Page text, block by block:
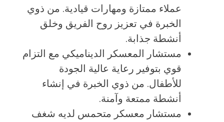
عملاء ممتازة ومهارات قيادية. من ذوي
الخبرة في تعزيز روح الفريق وخلق
أنشطة جذابة.
مستشار المعسكر الديناميكي مع التزام
قوي بتوفير رعاية عالية الجودة
للأطفال. من ذوي الخبرة في إنشاء
أنشطة ممتعة وآمنة.
مستشار معسكر متحمس لديه شغف